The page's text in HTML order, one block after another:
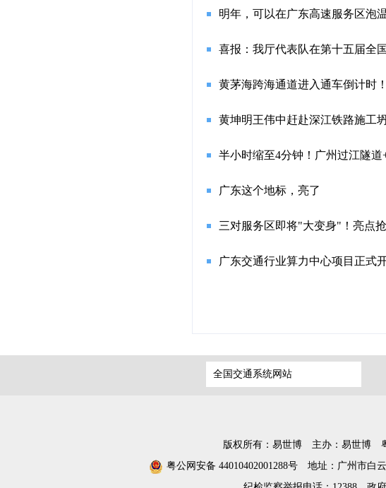
明年，可以在广东高速服务区泡
喜报：我厅代表队在第十五届全
黄茅海跨海通道进入通车倒计时
黄坤明王伟中赶赴深江铁路施工
半小时缩至4分钟！广州过江隧道
广东这个地标，亮了
三对服务区即将"大变身"！亮点
广东交通行业算力中心项目正式
全国交通系统网站
版权所有：易世博 主办：易世博
粤公网安备 44010402001288号
地址：广州市白